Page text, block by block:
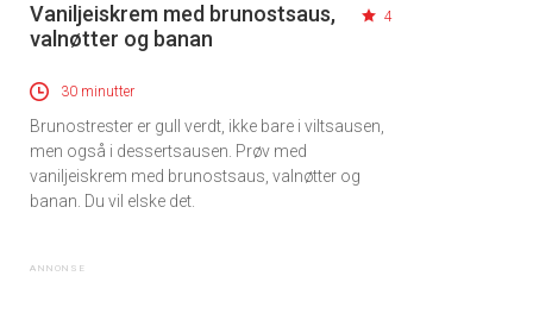
Vaniljeiskrem med brunostsaus,
valnøtter og banan
4
30 minutter
Brunostrester er gull verdt, ikke bare i viltsausen,
men også i dessertsausen. Prøv med
vaniljeiskrem med brunostsaus, valnøtter og
banan. Du vil elske det.